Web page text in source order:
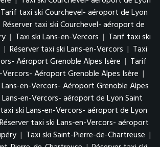
Tarif taxi ski Courchevel- aéroport de Lyon
Réserver taxi ski Courchevel- aéroport de
| Taxi ski Lans-en-Vercors | Tarif taxi ski
| Réserver taxi ski Lans-en-Vercors | Taxi
Aéroport Grenoble Alpes Isère | Tarif
Aéroport Grenoble Alpes Isère |
en-Vercors- Aéroport Grenoble Alpes
Lans-en-Vercors- aéroport de Lyon Saint
ski Lans-en-Vercors- aéroport de Lyon
Réserver taxi ski Lans-en-Vercors- aéroport
| Taxi ski Saint-Pierre-de-Chartreuse |